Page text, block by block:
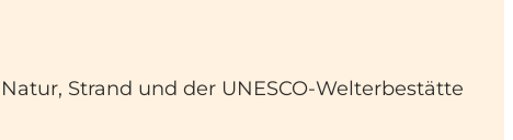
Strand und der UNESCO-Welterbestätte